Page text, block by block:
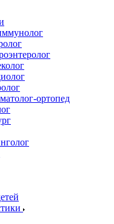
ортопед